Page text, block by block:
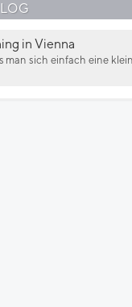
in Vienna
man sich einfach eine